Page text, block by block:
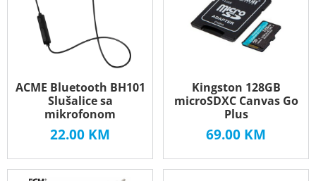
ACME Bluetooth BH101
Slušalice sa
mikrofonom
22.00 KM
Kingston 128GB
microSDXC Canvas Go
Plus
69.00 KM